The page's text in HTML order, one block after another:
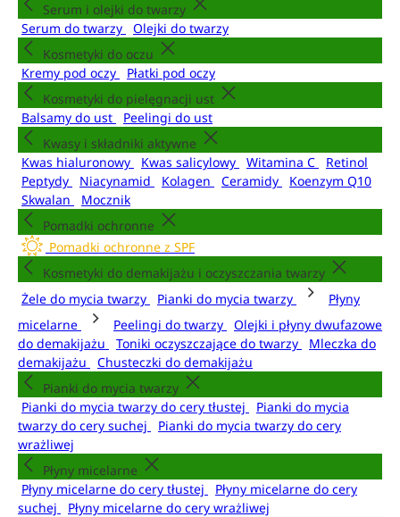
Serum i olejki do twarzy
Serum do twarzy
Olejki do twarzy
Kosmetyki do oczu
Kremy pod oczy
Płatki pod oczy
Kosmetyki do pielęgnacji ust
Balsamy do ust
Peelingi do ust
Kwasy i składniki aktywne
Kwas hialuronowy
Kwas salicylowy Witamina C
Retinol
Peptydy
Niacynamid Kolagen Ceramidy
Koenzym Q10
Skwalan
Mocznik
Pomadki ochronne
Pomadki ochronne z SPF
Kosmetyki do demakijażu i oczyszczania twarzy
Żele do mycia twarzy
Pianki do mycia twarzy
Płyny
micelarne
Peelingi do twarzy
Olejki i płyny dwufazowe
do demakijażu
Toniki oczyszczające do twarzy
Mleczka do
demakijażu
Chusteczki do demakijażu
Pianki do mycia twarzy
Pianki do mycia twarzy do cery tłustej
Pianki do mycia
twarzy do cery suchej
Pianki do mycia twarzy do cery
wrażliwej
Płyny micelarne
Płyny micelarne do cery tłustej
Płyny micelarne do cery
suchej
Płyny micelarne do cery wrażliwej